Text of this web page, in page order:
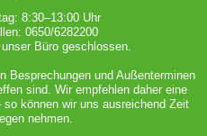
8:30–13:00 Uhr
0650/6282200
Büro geschlossen.
Besprechungen und Außenterminen
sind. Wir empfehlen daher eine
können wir uns ausreichend Zeit
nehmen.